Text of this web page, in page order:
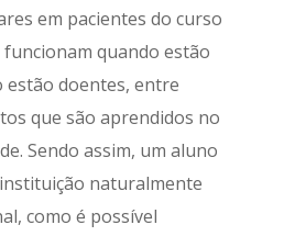
em pacientes do curso
quando estão
estão doentes, entre
que são aprendidos no
Sendo assim, um aluno
naturalmente
como é possível